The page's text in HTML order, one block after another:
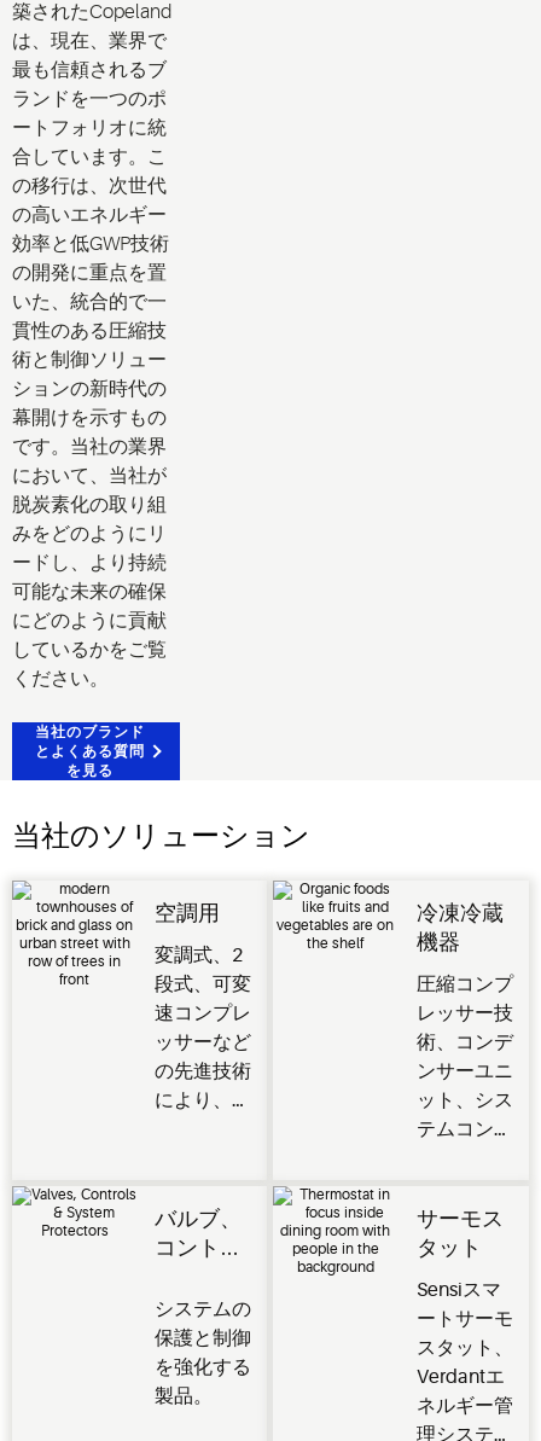
築されたCopeland
は、現在、業界で
最も信頼されるブ
ランドを一つのポ
ートフォリオに統
合しています。こ
の移行は、次世代
の高いエネルギー
効率と低GWP技術
の開発に重点を置
いた、統合的で一
貫性のある圧縮技
術と制御ソリュー
ションの新時代の
幕開けを示すもの
です。当社の業界
において、当社が
脱炭素化の取り組
みをどのようにリ
ードし、より持続
可能な未来の確保
にどのように貢献
しているかをご覧
ください。
当社のブランド
とよくある質問
を見る
当社のソリューション
空調用
変調式、2
段式、可変
速コンプレ
ッサーなど
の先進技術
により、住
性、持続可
能性を提
冷凍冷蔵
機器
圧縮コンプ
レッサー技
術、コンデ
ンサーユニ
ット、シス
テムコンポ
品を保護
し、商業お
途に効率、
信頼性、パ
フォーマン
スを提供し
ます。
バルブ、
コントロ
システム
プロテク
ター
システムの
保護と制御
を強化する
製品。
サーモス
タット
Sensiスマ
ートサーモ
スタット、
Verdantエ
ネルギー管
理システ